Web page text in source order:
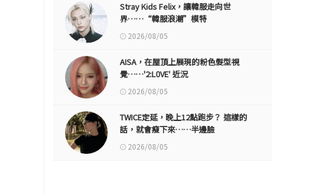
Stray Kids Felix，讓韓服走向世
界……“韓服浪潮”模特
2026/08/05
AISA，在屋頂上展現的粉色髮型視
覺……'2:L0VE' 近況
2026/08/05
TWICE定延，晚上12點跑步？ 這樣的
話，就會瘦下來……半邊臉
2026/08/05